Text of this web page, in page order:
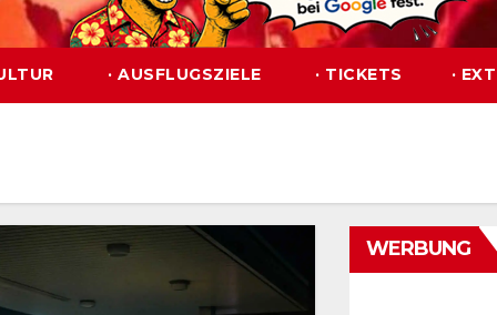
· AUSFLUGSZIELE · TICKETS ·
WERBUNG